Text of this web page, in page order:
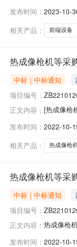
套温湿度
提供纸质
发布时间： 2023-10-
相关产品：
前端设备
热成像枪机等采
中标｜中标通知
项目编号：
正文内容： [热成像枪
发布时间： 2022-10-
相关产品：
热成像枪
热成像枪机等采
中标｜中标通知
项目编号：
正文内容： 热成像枪
发布时间： 2022-10-